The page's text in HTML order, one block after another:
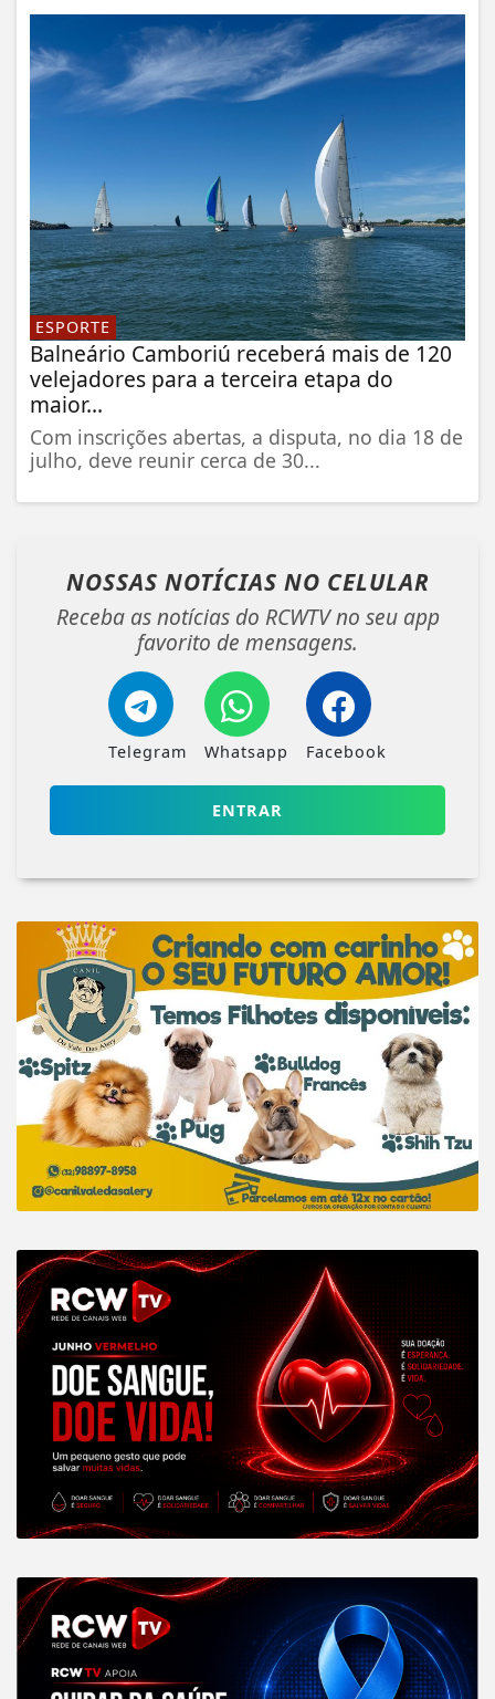
ESPORTE
Balneário Camboriú receberá mais de 120
velejadores para a terceira etapa do
maior...
Com inscrições abertas, a disputa, no dia 18 de
julho, deve reunir cerca de 30...
NOSSAS NOTÍCIAS NO CELULAR
Receba as notícias do RCWTV no seu app
favorito de mensagens.
Telegram Whatsapp Facebook
ENTRAR